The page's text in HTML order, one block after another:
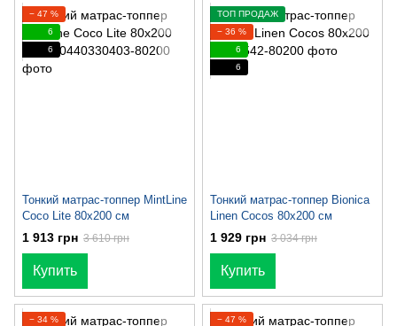
− 47 %
6
6
Тонкий матраc-топпер MintLine
Coco Lite 80x200 см
1 913 грн 3 610 грн
Купить
ТОП ПРОДАЖ
− 36 %
6
6
Тонкий матраc-топпер Bionica
Linen Cocos 80x200 см
1 929 грн 3 034 грн
Купить
− 34 %
− 47 %